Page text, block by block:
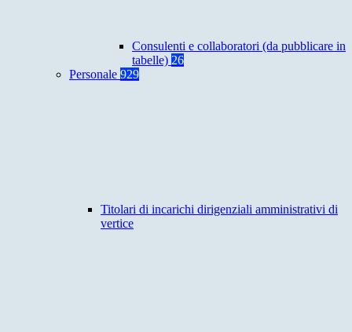
Consulenti e collaboratori (da pubblicare in
tabelle) 26
Personale 929
Titolari di incarichi dirigenziali amministrativi di
vertice